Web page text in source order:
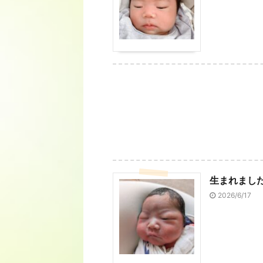
生まれまし
2026/6/17